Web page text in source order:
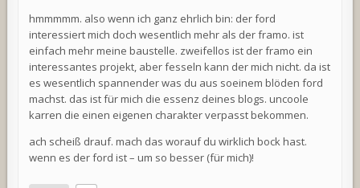
hmmmmm. also wenn ich ganz ehrlich bin: der ford
interessiert mich doch wesentlich mehr als der framo. ist
einfach mehr meine baustelle. zweifellos ist der framo ein
interessantes projekt, aber fesseln kann der mich nicht. da ist
es wesentlich spannender was du aus soeinem blöden ford
machst. das ist für mich die essenz deines blogs. uncoole
karren die einen eigenen charakter verpasst bekommen.
ach scheiß drauf. mach das worauf du wirklich bock hast.
wenn es der ford ist – um so besser (für mich)!